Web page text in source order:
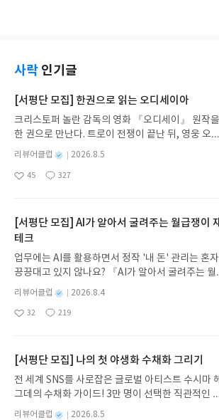
닌, 장난스럽고 허술하고 사랑스러운 우리 도깨비를
력을 재미있게 경험하고 싶은 아이들에게 추천하고
싶은 책입니다.
이가 이야기에 몰입하면서 읽을 수 있을 것 같아요.무
조건 사이좋게 지내야 한다는 식으로 관계를 이야기
가 변화하는 과정을 보여준다는 점이 특히 마음에 들
었습니다.책을 읽고 나서 아이와 ‘친구와 다투었을 때
어떻게 하면 좋을까?’, ‘나를 힘들게 했던 친구를 다시
이해할 수 있을까?’ 같은 이야기를 나누어 보는 것도
좋을 것 같아요.여름이라는 계절감도 잘 느껴지고, 재
미있는 이야기 속에 우정과 성장에 대한 생각거리까
가장 빨리 달리는 것이 아니라, 힘들 때도 다시 한
음 내딛는 힘이 아닐까 싶어요.재민이와 태우의 여름
자라 있을 것 같은 책이었습니다.
아온 가족이 마음을 열고 이해해 가는 따뜻한 성장 이
자연스럽게 등장해 아이들이 "이 말은 무슨 뜻일까?"
하며 함께 이야기하고 맞혀 보는 과정이 재미있었습
니다. 사투리를 통해 제주 지역의 문화와 정서를 엿볼
수 있었고, 지역마다 다른 말이 틀린 것이 아니라 각
자의 삶과 역사가 담긴 소중한 언어라는 점도 자연스
이들의 눈높이에서 따뜻하게 풀어내어 부담 없이 읽
다 인물들의 감정과 변화에 집중한 이야기라 읽고
뒤에도 오래 여운이 남았습니다.아이와 함께 읽으며
가족의 의미, 배려와 소통, 서로를 이해하는 방법에
대해 많은 이야기를 나눌 수 있었던 것도 이 책의 큰
장점이었습니다. 국어뿐 아니라 사회 교과와도 연계
해 읽기 좋은 작품이라 초등 중·고학년 친구들에게 특
히 추천하고 싶습니다.여행의 추억과 함께 더욱 특별
립니다.
사락 인기글
[서평단 모집] 한권으로 읽는 오디세이아
크리스토퍼 놀란 감독의 영화 『오디세이』 원작을
한 권으로 만난다. 트로이 전쟁이 끝난 뒤, 영웅 오디
세우스는 고향 이타케로 돌아가기 위해 키클롭스, 마
녀 키르케, 세이렌의 노래, 포세이돈의 분노를 헤쳐
나간다. 그리스 철학 전공자인 옮긴이가 호메로스의
지 않고 끝까지 읽을 수 있다. 3천 년을 이어 온 귀향
과 모험의 대서사시가 가장 읽기 편한 번역으로 새롭
스 저/육혜원 역출판사이화북스 예스24 바로가기 닫
기모집인원 : 5명신청기간 : 2026.08.05 ~
09발표일자 : 2026.08.13리뷰 작성기한 : 도서/상품
받고 2주 이내 ▶ 주소/연락처 업데이트 : 신청 전 상
품 받으실 주소/연락처를 업데이트 해주세요! (선정
률이 올라갑니다!! ※ 신청 전, 꼭 확인해주세요!- '사
락' 개설 후, 이 글의 댓글로 신청해주세요.- 기존 YE
S블로그는 '사락'으로 개편되어 별도로 개설하지 않
별
리뷰어클럽
성
2026.8.5
좋
45
댓
327
작
[서평단 모집] AI가 알아서 굴려주는 월급쟁이
테크
업무에는 AI를 활용하면서 정작 '내 돈' 관리는 혼자
끙끙대고 있지 않나요? 『AI가 알아서 굴려주는 월
쟁이 재테크』는 챗GPT·클로드·제미나이·퍼플렉시
티를 나만의 재테크 팀으로 만드는 실전 가이드입니
다. 재무 진단부터 주식 투자, 부동산, 절세, 자산 관
좋은 정보를 찾는 시대는 끝났습니다. 이제는 좋은 질
문을 던지는 사람이 돈을 법니다. 경제적 자유를 앞
기고 싶은 월급쟁이라면, 이 책이 바로 그 시작입니
다.AI가 알아서 굴려주는 월급쟁이 재테크글쓴이김
태형 저출판사한빛미디어 예스24 바로가기 닫기모
별
리뷰어클럽
성
2026.8.4
좋
32
댓
219
작
[서평단 모집] 나의 첫 야생화 수채화 그리기
전 세계 SNS를 사로잡은 글로벌 아티스트 수시마 헤
그데의 수채화 가이드! 3만 명이 선택한 직관적인
토리얼로 라벤더, 양귀비 등 약 30가지 야생화를 쉽
별
리뷰어클럽 2026.8.5